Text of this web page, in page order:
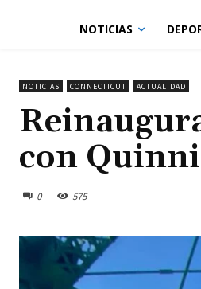
NOTICIAS
NOTICIAS CONNECTICUT ACTUALIDAD
con
0 575